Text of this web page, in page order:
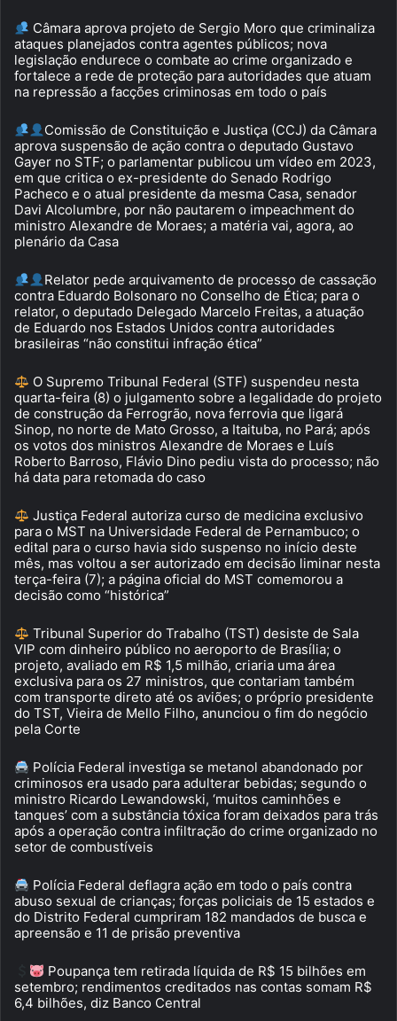
Câmara aprova projeto de Sergio Moro que criminaliza
ataques planejados contra agentes públicos; nova
legislação endurece o combate ao crime organizado e
fortalece a rede de proteção para autoridades que atuam
na repressão a facções criminosas em todo o país
Comissão de Constituição e Justiça (CCJ) da Câmara
aprova suspensão de ação contra o deputado Gustavo
Gayer no STF; o parlamentar publicou um vídeo em 2023,
em que critica o ex-presidente do Senado Rodrigo
Pacheco e o atual presidente da mesma Casa, senador
Davi Alcolumbre, por não pautarem o impeachment do
ministro Alexandre de Moraes; a matéria vai, agora, ao
plenário da Casa
Relator pede arquivamento de processo de cassação
contra Eduardo Bolsonaro no Conselho de Ética; para o
relator, o deputado Delegado Marcelo Freitas, a atuação
de Eduardo nos Estados Unidos contra autoridades
brasileiras “não constitui infração ética”
O Supremo Tribunal Federal (STF) suspendeu nesta
quarta-feira (8) o julgamento sobre a legalidade do projeto
de construção da Ferrogrão, nova ferrovia que ligará
Sinop, no norte de Mato Grosso, a Itaituba, no Pará; após
os votos dos ministros Alexandre de Moraes e Luís
Roberto Barroso, Flávio Dino pediu vista do processo; não
há data para retomada do caso
Justiça Federal autoriza curso de medicina exclusivo
para o MST na Universidade Federal de Pernambuco; o
edital para o curso havia sido suspenso no início deste
mês, mas voltou a ser autorizado em decisão liminar nesta
terça-feira (7); a página oficial do MST comemorou a
decisão como “histórica”
Tribunal Superior do Trabalho (TST) desiste de Sala
VIP com dinheiro público no aeroporto de Brasília; o
projeto, avaliado em R$ 1,5 milhão, criaria uma área
exclusiva para os 27 ministros, que contariam também
com transporte direto até os aviões; o próprio presidente
do TST, Vieira de Mello Filho, anunciou o fim do negócio
pela Corte
Polícia Federal investiga se metanol abandonado por
criminosos era usado para adulterar bebidas; segundo o
ministro Ricardo Lewandowski, ‘muitos caminhões e
tanques’ com a substância tóxica foram deixados para trás
após a operação contra infiltração do crime organizado no
setor de combustíveis
Polícia Federal deflagra ação em todo o país contra
abuso sexual de crianças; forças policiais de 15 estados e
do Distrito Federal cumpriram 182 mandados de busca e
apreensão e 11 de prisão preventiva
Poupança tem retirada líquida de R$ 15 bilhões em
setembro; rendimentos creditados nas contas somam R$
6,4 bilhões, diz Banco Central